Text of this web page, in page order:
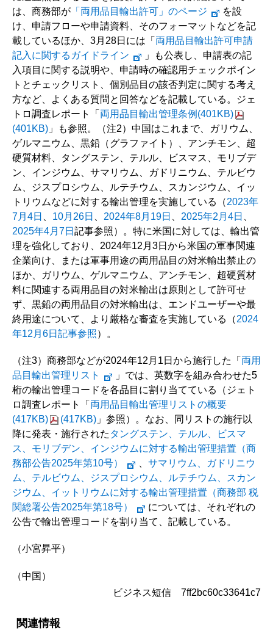
は、商務部が「両用品目輸出許可」のページ
を設
け、申請フローや申請資料、そのフォーマットなどを記
載しているほか、3月28日には「 両用品目輸出許可申請
記入に関するガイドライン
」も公表し、申請表の記
入項目に関する説明や、申請時の確認用チェックポイン
トとチェックリスト、個別品目の該否判定に関する考え
方など、よくある質問と回答などを記載している。ジェ
トロ調査レポート「 両用品目輸出管理条例(401KB)
(401KB)」も参照。（注2）中国はこれまで、ガリウム、
ゲルマニウム、黒鉛（グラファイト）、アンチモン、超
硬質材料、タングステン、テルル、ビスマス、モリブデ
ン、インジウム、サマリウム、ガドリニウム、テルビウ
ム、ジスプロシウム、ルテチウム、スカンジウム、イッ
トリウムなどに対する輸出管理を実施している（2023年
7月4日
10月26日 2024年8月19日 2025年2月4日
2025年4月7日 記事参照）。特に米国に対しては、輸出管
理を強化しており、2024年12月3日から米国の軍事関連
企業向け、または軍事用途の両用品目の対米輸出禁止の
ほか、ガリウム、ゲルマニウム、アンチモン、超硬質材
料に関連する両用品目の対米輸出は原則として許可せ
ず、黒鉛の両用品目の対米輸出は、エンドユーザーや最
終用途について、より厳格な審査を実施している（2024
年12月6日記事参照）。
（注3）商務部などが2024年12月1日から施行した「 両用
品目輸出管理リスト
」では、英数字を組み合わせた5
桁の輸出管理コードを各品目に割り当てている（ジェト
ロ調査レポート「 両用品目輸出管理リストの概要
(417KB)
(417KB)」参照）。なお、同リストの施行以
降に発表・施行された タングステン、テルル、ビスマ
ス、モリブデン、インジウムに対する輸出管理措置（商
務部公告2025年第10号）
サマリウム、ガドリニウ
ム、テルビウム、ジスプロシウム、ルテチウム、スカン
ジウム、イットリウムに対する輸出管理措置（商務部 税
関総署公告2025年第18号）
については、それぞれの
公告で輸出管理コードを割り当て、記載している。
（小宮昇平）
（中国）
ビジネス短信 7ff2bc60c33641c7
関連情報